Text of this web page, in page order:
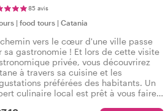
85 avis
| food tours | Catania
chemin vers le cœur d'une ville passe
sa gastronomie ! Et lors de cette visite
privée, vous découvrirez
à travers sa cuisine et les
préférées des habitants. Un
culinaire local est prêt à vous faire